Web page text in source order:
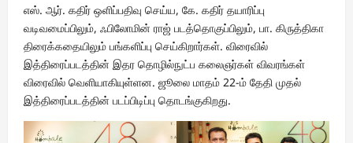
எஸ். ஆர். கதிர் ஒளிப்பதிவு செய்ய, கே. கதிர் தயாரிப்பு
வடிவமைப்பிலும், ஃபிலோமின் ராஜ் படத்தொகுப்பிலும், பா. கிருத்திகா
திரைக்கதையிலும் பங்களிப்பு செய்கிறார்கள். விரைவில்
இத்திரைப்படத்தின் இதர தொழில்நுட்ப கலைஞர்கள் விவரங்கள்
விரைவில் வெளியாகியுள்ளன. ஜூலை மாதம் 22-ம் தேதி முதல்
இத்திரைப்படத்தின் படப்பிடிப்பு தொடங்குகிறது.